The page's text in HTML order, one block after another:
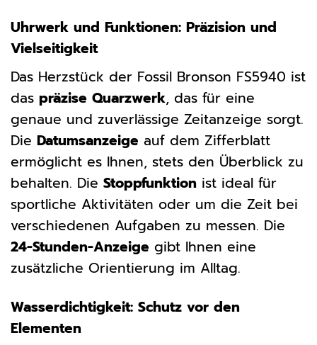
Uhrwerk und Funktionen: Präzision und
Vielseitigkeit
Das Herzstück der Fossil Bronson FS5940 ist
das präzise Quarzwerk, das für eine
genaue und zuverlässige Zeitanzeige sorgt.
Die Datumsanzeige auf dem Zifferblatt
ermöglicht es Ihnen, stets den Überblick zu
behalten. Die Stoppfunktion ist ideal für
sportliche Aktivitäten oder um die Zeit bei
verschiedenen Aufgaben zu messen. Die
24-Stunden-Anzeige gibt Ihnen eine
zusätzliche Orientierung im Alltag.
Wasserdichtigkeit: Schutz vor den
Elementen